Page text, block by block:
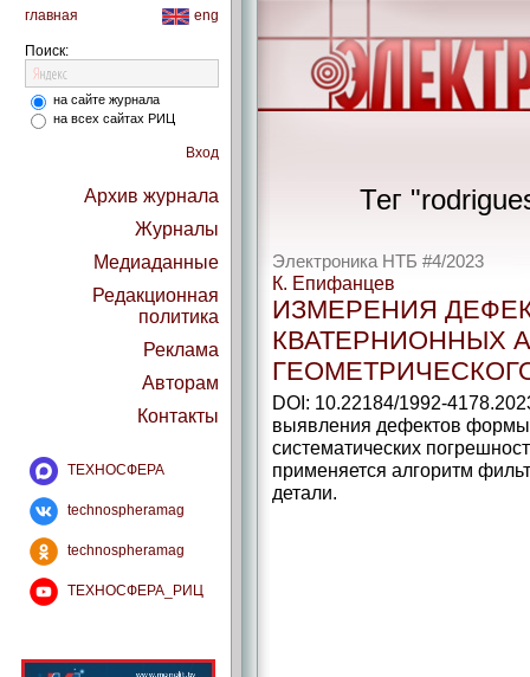
главная eng
Поиск:
на сайте журнала
на всех сайтах РИЦ
Вход
Архив журнала
Журналы
Медиаданные
Редакционная
политика
Реклама
Авторам
Контакты
ТЕХНОСФЕРА
technospheramag
technospheramag
ТЕХНОСФЕРА_РИЦ
Тег
Электроника НТБ #4/2023
К. Епифанцев
ИЗМЕРЕНИЯ
КВАТЕРНИОННЫХ
DOI: 10.22184/1992-
выявления дефектов формы
систематических
применяется алгоритм
детали.